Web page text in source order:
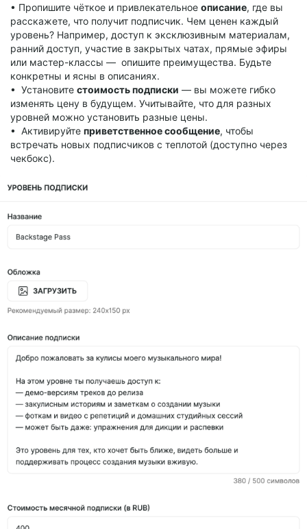
• Пропишите чёткое и привлекательное описание, где вы
расскажете, что получит подписчик. Чем ценен каждый
уровень? Например, доступ к эксклюзивным материалам,
ранний доступ, участие в закрытых чатах, прямые эфиры
или мастер-классы — опишите преимущества. Будьте
конкретны и ясны в описаниях.
• Установите стоимость подписки — вы можете гибко
изменять цену в будущем. Учитывайте, что для разных
уровней можно установить разные цены.
• Активируйте приветственное сообщение, чтобы
встречать новых подписчиков с теплотой (доступно через
чекбокс).